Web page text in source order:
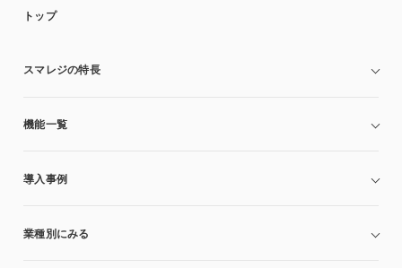
トップ
スマレジの特長
機能一覧
導入事例
業種別にみる